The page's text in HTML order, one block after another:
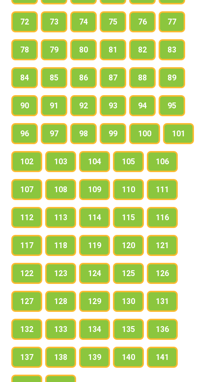
72 73 74 75 76 77
78 79 80 81 82 83
84 85 86 87 88 89
90 91 92 93 94 95
96 97 98 99 100 101
102 103 104 105 106
107 108 109 110 111
112 113 114 115 116
117 118 119 120 121
122 123 124 125 126
127 128 129 130 131
132 133 134 135 136
137 138 139 140 141